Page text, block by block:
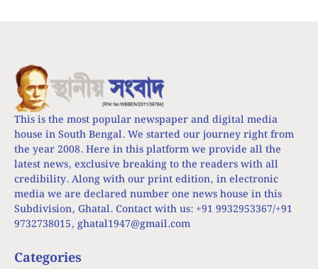
This is the most popular newspaper and digital media
house in South Bengal. We started our journey right from
the year 2008. Here in this platform we provide all the
latest news, exclusive breaking to the readers with all
credibility. Along with our print edition, in electronic
media we are declared number one news house in this
Subdivision, Ghatal. Contact with us: +91 9932953367/+91
9732738015, ghatal1947@gmail.com
Categories